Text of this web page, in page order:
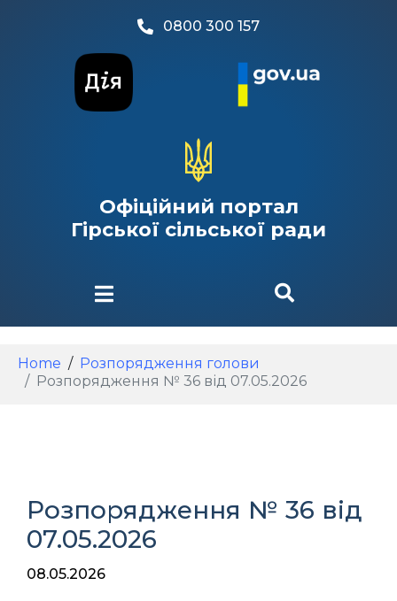
0800 300 157
Офіційний портал
Гірської сільської ради
Home
Розпорядження голови
Розпорядження № 36 від 07.05.2026
Розпорядження № 36 від
07.05.2026
08.05.2026